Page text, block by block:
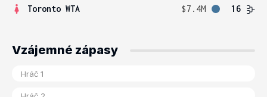
Toronto WTA
$7.4M 16
Vzájemné zápasy